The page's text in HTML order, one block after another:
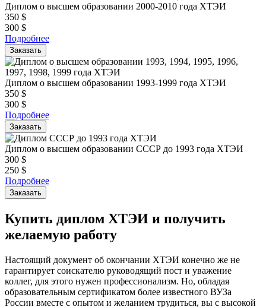
Диплом о высшем образовании 2000-2010 года ХТЭИ
350 $
300 $
Подробнее
Заказать
Диплом о высшем образовании 1993-1999 года ХТЭИ
350 $
300 $
Подробнее
Заказать
Диплом о высшем образовании СССР до 1993 года ХТЭИ
300 $
250 $
Подробнее
Заказать
Купить диплом ХТЭИ и получить
желаемую работу
Настоящий документ об окончании ХТЭИ конечно же не
гарантирует соискателю руководящий пост и уважение
коллег, для этого нужен профессионализм. Но, обладая
образовательным сертификатом более известного ВУЗа
России вместе с опытом и желанием трудиться, вы с высокой